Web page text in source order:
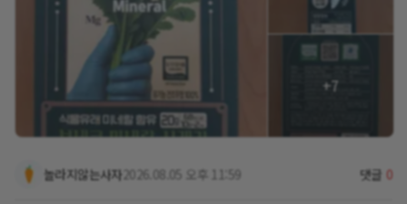
혈당은 나 몰라라 춤을 춥니다
가렵고 따가운게 우선이야
오늘과 내일 중부지방은 최고 기온이라고
매일 최고를 갱신하는 듯
소비기한 : 2028. 07. 07일
[소비기한 역시 넉넉한 것으로 보내주셨습니다. 잘 받았습니
다. 체험의 기회를 주셔서 감사합니다.]
체험 결과 : 제가 어렀을 때 부터, 어머님께서, 봄에는 쑥국, 겨
울이면 시래기, 배추, 무우 된장국을 자주해 주셔서, 많이 먹고 자랐
습니다.
+7
놀라지않는사자2026.08.05 오후 11:59 댓글 0